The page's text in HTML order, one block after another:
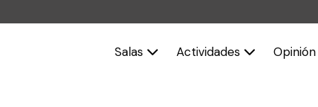
Salas Actividades Opinión